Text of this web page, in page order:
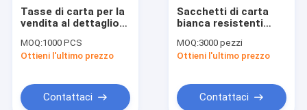
Tasse di carta per la
vendita al dettaglio
sconto Tasse da
shopping in cartone
MOQ:1000 PCS
Ottieni l'ultimo prezzo
Contattaci
Sacchetti di carta
bianca resistenti
rinnovabili con
maniglie
MOQ:3000 pezzi
Ottieni l'ultimo prezzo
Contattaci